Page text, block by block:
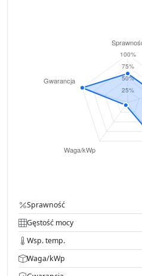
Sprawność
Gęstość mocy
Wsp. temp.
Waga/kWp